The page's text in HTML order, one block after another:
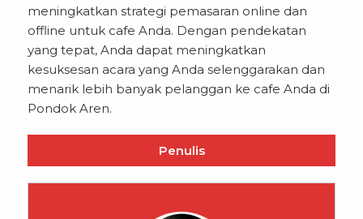
meningkatkan strategi pemasaran online dan
offline untuk cafe Anda. Dengan pendekatan
yang tepat, Anda dapat meningkatkan
kesuksesan acara yang Anda selenggarakan dan
menarik lebih banyak pelanggan ke cafe Anda di
Pondok Aren.
Penulis